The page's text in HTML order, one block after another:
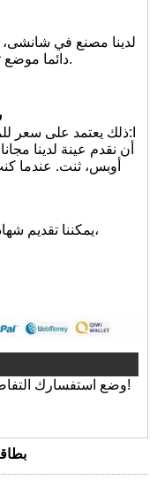
دائما موضع ترحيب كبير لزيارة المصنع في أي وقت.
ا:ذلك يعتمد على سعر
أن نقدم عينة لدينا
أوبس، ثنت. عندما
وضع استفسارك" الآن!